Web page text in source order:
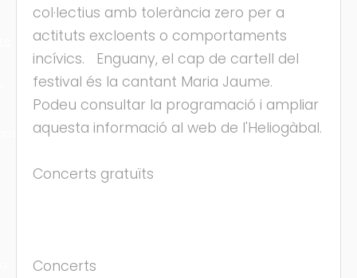
col·lectius amb tolerància zero per a
actituts excloents o comportaments
incívics. Enguany, el cap de cartell del
festival és la cantant Maria Jaume.
Podeu consultar la programació i ampliar
aquesta informació al web de l'Heliogàbal.
Concerts gratuïts
Concerts